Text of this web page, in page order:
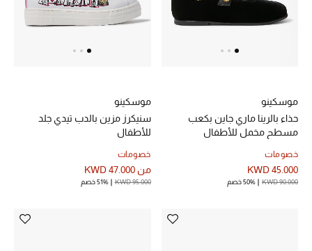
الموسم الجديد
جميع إصدارتنا النسائية
تشكيلة المناسبات للنساء
الحب للمحلي
موسكينو
حذاء بالرينا ماري جاين بكعب
مسطح مخمل للأطفال
خصومات
KWD 45.000
KWD 90.000 50% خصم
موسكينو
سنيكرز مزين بالدب تيدي جلد
للأطفال
خصومات
من KWD 47.000
KWD 95.000 51% خصم